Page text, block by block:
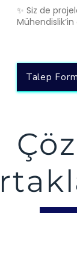
✨ Siz de
Talep